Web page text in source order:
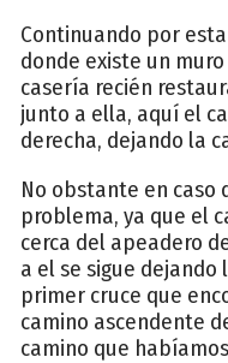
Continuando por
donde existe un
casería recién
junto a ella, aquí el
derecha, dejando la
No obstante en caso
problema, ya que el
cerca del apeadero
a el se sigue
primer cruce que
camino ascendente
camino que